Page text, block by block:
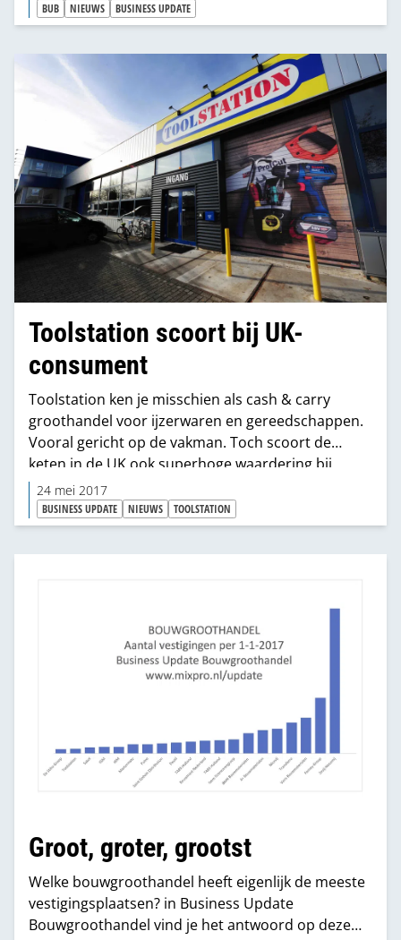
BUB NIEUWS BUSINESS UPDATE
Toolstation scoort bij UK-
consument
Toolstation ken je misschien als cash & carry
groothandel voor ijzerwaren en gereedschappen.
Vooral gericht op de vakman. Toch scoort de
keten in de UK ook superhoge waardering bij
consumenten. Opletten geblazen, want in
Nederland zijn er inmiddels 17 Toolstation-shops.
24 mei 2017
BUSINESS UPDATE NIEUWS TOOLSTATION
Groot, groter, grootst
Welke bouwgroothandel heeft eigenlijk de meeste
vestigingsplaatsen? in Business Update
Bouwgroothandel vind je het antwoord op deze